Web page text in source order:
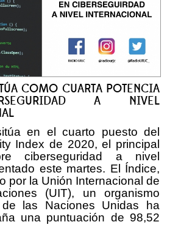
COMO CUARTA POTENCIA
A NIVEL
en el cuarto puesto del
Index de 2020, el principal
ciberseguridad a nivel
este martes. El Índice,
por la Unión Internacional de
(UIT), un organismo
de las Naciones Unidas ha
una puntuación de 98,52